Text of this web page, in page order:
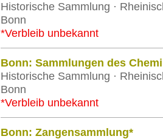
Historische Sammlung ·
Bonn
*Verbleib unbekannt
Bonn: Sammlungen des
Historische Sammlung ·
Bonn
*Verbleib unbekannt
Bonn: Zangensammlung*